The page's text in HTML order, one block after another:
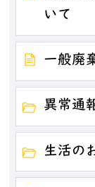
いて
一般廃
異常通
生活の